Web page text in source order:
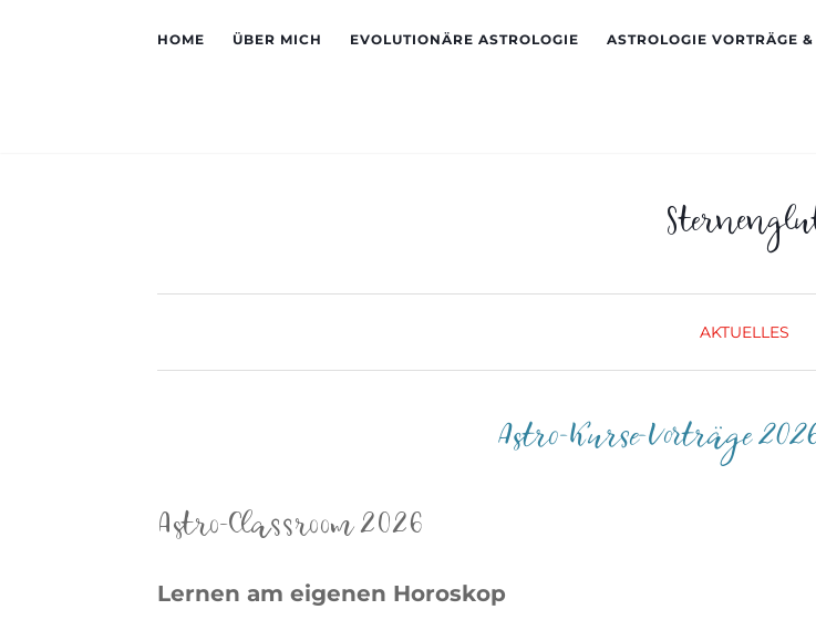
HOME ÜBER MICH EVOLUTIONÄRE ASTROLOGIE ASTROLOGIE VORTRÄGE
AKTUELLES
Astro-Kurse-Vorträge
Astro-Classroom 2026
Lernen am eigenen Horoskop